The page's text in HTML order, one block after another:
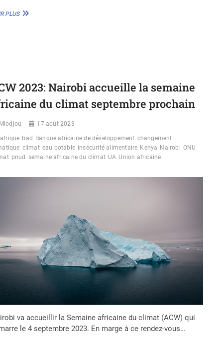
PLUSPOWER
UN
AVENIR
ÉNERGÉTIQUE
DURABLE
2023: Nairobi accueille la semaine
du climat septembre prochain
Miodjou 17 août 2023
afrique bad Banque africaine de développement changement
climat eau potable insécurité alimentaire Kenya Nairobi ONU
pnud semaine africaine du climat UA Union africaine
va accueillir la Semaine africaine du climat (ACW) qui
le 4 septembre 2023. En marge à ce rendez-vous…